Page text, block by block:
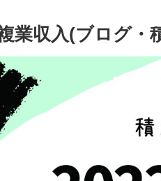
業収入(ブログ・